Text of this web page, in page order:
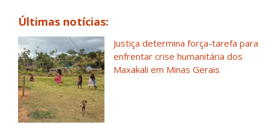
Últimas notícias:
Justiça determina força-tarefa para
enfrentar crise humanitária dos
Maxakali em Minas Gerais